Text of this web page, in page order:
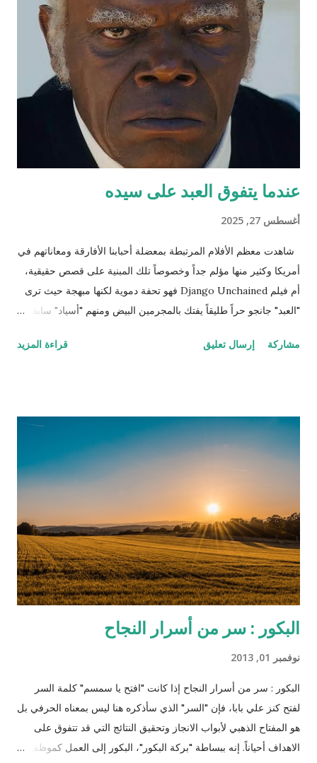
نفخ أوداجه واخضر خضاره وقال: "أنا كما ترين أسبح في هذا الماء
الراكد الساكن الهادئ أمتع ناظري في الموج الذي أفتعله على مزاجي
وقدر حجمي وعندي من البيوت بعدد الحفر المنتشرة في جوانب البئر،
أختبئ فيها من المطر وكلما ارتفع منسوب الماء اعتليت بيتا (حفرة)
أعلى. طعامي كما تعلمين حشرات تائهة جذبها الماء الداكن ورائحته
المعتقة، تعالي واستمتعي معي لأخبرك عن تجارب...
عندما يتفوق العبد على سيده
أغسطس 27, 2025
شاهدت معظم الأفلام المرتبطة بمعضلة أحبابنا الأفارقة ومعاناتهم في
أمريكا وكثير منها مؤلم جداً وخصوصاً تلك المبنية على قصص حقيقية،
أم فيلم Django Unchained فهو تحفة دموية لكنها مبهجة حيث ترى
"العبد" جانجو حراً طليقاً يفتك بالمجرمين البيض ومنهم "أسياد" سابقين
الحكومة جوائز نقدية. ننتقل إلى المشهد الذي يترقب فيه المشاهد
كمان) الذي قرر مساعدته لتحرير زوجته من العبودية بعد أن عرف أنها
تعيش في مزرعة الإقطاعي كاندي الذي يمتلك الكثير من العبيد (اللي
بده يحضر الفيلم ما يكمل قراءة!). تسير كل الأمور على ما يرام حتى
يلاحظ رئيس الخدم علاقة خفية صعب إخفاءها بين الزوج وزوجته، وقد
كان رئيس الخدم ستيفين معروف بولائه الذي لا يعرف الحدود
والمصلحة المادية بل ظهر متيماً بسيده وأكثر غلظة منه على سائر
العبيد، واكتشف خطة جانجو وا...
مشاركة إرسال تعليق قراءة المزيد
البكور : سر من أسرار النجاح
نوفمبر 01, 2013
البكور : سر من أسرار النجاح إذا كانت "افتح يا سمسم" كلمة السر
لفتح كنز علي بابا، فإن "السر" الذي سأذكره هنا ليس بمعناه الحرفي بل
هو المفتاح الذهبي لأبواب الانجاز وتحقيق النتائج التي قد تتفوق على
الاهداف أحياناً. إنه ببساطة "بركة البكور"، البكور إلى العمل كموظف،